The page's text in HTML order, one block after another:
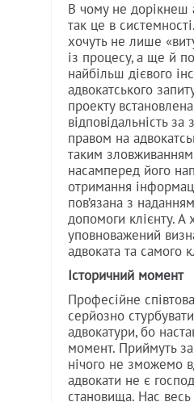
В чому не дорікнеш
так це в
хочуть не лише
із процесу, а ще й
найбільш дієвого
адвокатського
проекту встановлена
відповідальність
правом на
таким зловживанням
насамперед його
отримання
пов’язана з
допомоги клієнту. А
уповноважений
адвоката та самого
Історичний момент
Професійне
серйозно
адвокатури, бо
момент. Приймуть
нічого не зможемо
адвокати не є
становища. Нас весь